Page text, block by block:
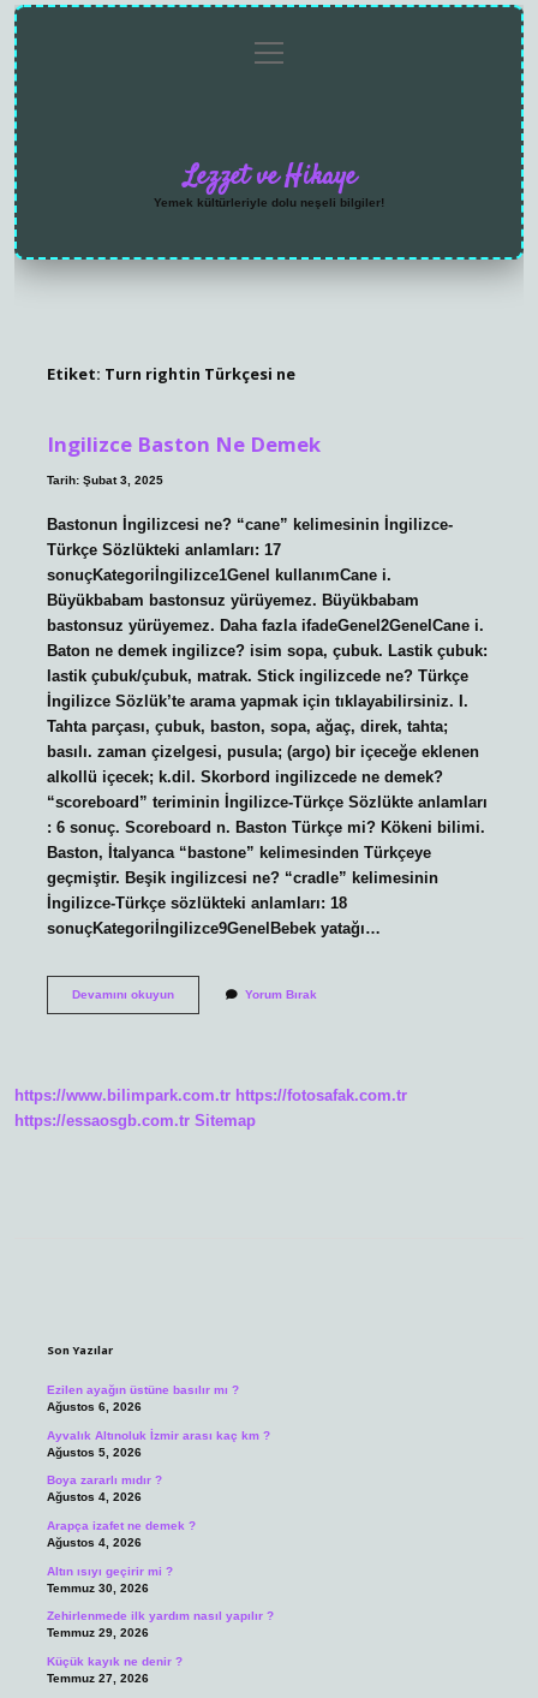
menüyü
aç
Lezzet ve Hikaye
Yemek kültürleriyle dolu neşeli bilgiler!
Etiket: Turn rightin Türkçesi ne
Ingilizce Baston Ne Demek
Tarih: Şubat 3, 2025
Bastonun İngilizcesi ne? “cane” kelimesinin İngilizce-
Türkçe Sözlükteki anlamları: 17
sonuçKategoriİngilizce1Genel kullanımCane i.
Büyükbabam bastonsuz yürüyemez. Büyükbabam
bastonsuz yürüyemez. Daha fazla ifadeGenel2GenelCane i.
Baton ne demek ingilizce? isim sopa, çubuk. Lastik çubuk:
lastik çubuk/çubuk, matrak. Stick ingilizcede ne? Türkçe
İngilizce Sözlük’te arama yapmak için tıklayabilirsiniz. I.
Tahta parçası, çubuk, baston, sopa, ağaç, direk, tahta;
basılı. zaman çizelgesi, pusula; (argo) bir içeceğe eklenen
alkollü içecek; k.dil. Skorbord ingilizcede ne demek?
“scoreboard” teriminin İngilizce-Türkçe Sözlükte anlamları
: 6 sonuç. Scoreboard n. Baston Türkçe mi? Kökeni bilimi.
Baston, İtalyanca “bastone” kelimesinden Türkçeye
geçmiştir. Beşik ingilizcesi ne? “cradle” kelimesinin
İngilizce-Türkçe sözlükteki anlamları: 18
sonuçKategoriİngilizce9GenelBebek yatağı…
Devamını okuyunIngilizce
Yorum Bırak
https://www.bilimpark.com.tr https://fotosafak.com.tr
https://essaosgb.com.tr Sitemap
Son Yazılar
Ezilen ayağın üstüne basılır mı ?
Ağustos 6, 2026
Ayvalık Altınoluk İzmir arası kaç km ?
Ağustos 5, 2026
Boya zararlı mıdır ?
Ağustos 4, 2026
Arapça izafet ne demek ?
Ağustos 4, 2026
Altın ısıyı geçirir mi ?
Temmuz 30, 2026
Zehirlenmede ilk yardım nasıl yapılır ?
Temmuz 29, 2026
Küçük kayık ne denir ?
Temmuz 27, 2026